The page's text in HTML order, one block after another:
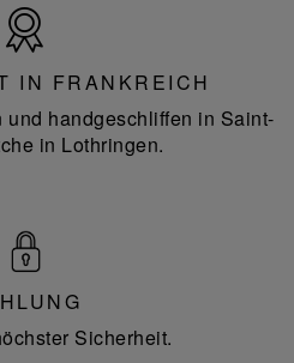
Frankreich
IN FRANKREICH
handgeschliffen in Saint-
in Lothringen.
Sicherheit.